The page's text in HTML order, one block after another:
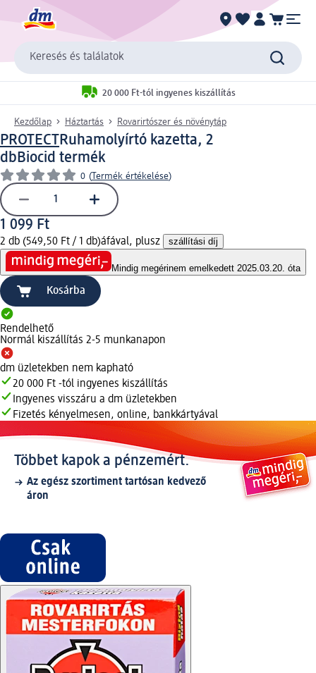
Keresés és találatok
20 000 Ft-tól ingyenes kiszállítás
Kezdőlap Háztartás Rovarirtószer és növénytáp
PROTECTRuhamolyírtó kazetta, 2
dbBiocid termék
0 (Termék értékelése)
1 099 Ft
2 db (549,50 Ft / 1 db)áfával, plusz szállítási díj
Mindig megérinem emelkedett 2025.03.20. óta
Kosárba
Rendelhető
Normál kiszállítás 2-5 munkanapon
dm üzletekben nem kapható
20 000 Ft -tól ingyenes kiszállítás
Ingyenes visszáru a dm üzletekben
Fizetés kényelmesen, online, bankkártyával
Többet kapok a pénzemért.
Az egész szortiment tartósan kedvező
áron